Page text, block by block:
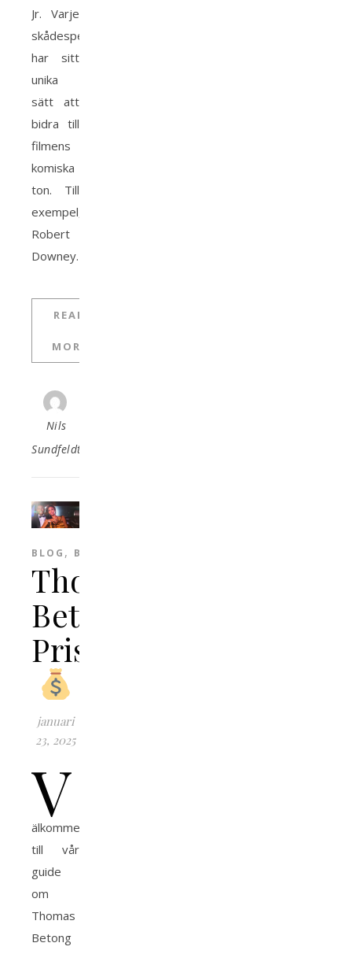
Jr. Varje
skådespelare
har sitt
unika
sätt att
bidra till
filmens
komiska
ton. Till
exempel,
Robert
Downey…
READ
MORE
Nils
Sundfeldt
BLOG , BLOGG
Thomas
Betong
Prislista
januari
23, 2025
V
älkommen
till vår
guide
om
Thomas
Betong